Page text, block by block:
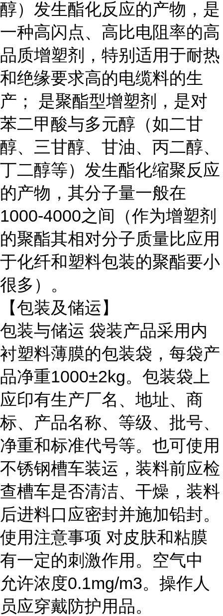
醇）发生酯化反应的产物，是
一种高闪点、高比电阻率的高
品质增塑剂，特别适用于耐热
和绝缘要求高的电缆料的生
产； 是聚酯型增塑剂，是对
苯二甲酸与多元醇（如二甘
醇、三甘醇、甘油、丙二醇、
丁二醇等）发生酯化缩聚反应
的产物，其分子量一般在
1000-4000之间（作为增塑剂
的聚酯其相对分子质量比应用
于化纤和塑料包装的聚酯要小
很多）。
【包装及储运】
包装与储运 袋装产品采用内
衬塑料薄膜的包装袋，每袋产
品净重1000±2kg。包装袋上
应印有生产厂名、地址、商
标、产品名称、等级、批号、
净重和标准代号等。也可使用
不锈钢槽车装运，装料前应检
查槽车是否清洁、干燥，装料
后进料口应密封并施加铅封。
使用注意事项 对皮肤和粘膜
有一定的刺激作用。空气中
允许浓度0.1mg/m3。操作人
员应穿戴防护用品。